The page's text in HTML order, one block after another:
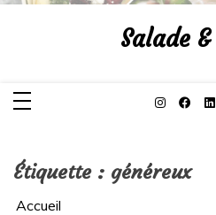
Aller
Salade
Étiquette : généreux
Accueil